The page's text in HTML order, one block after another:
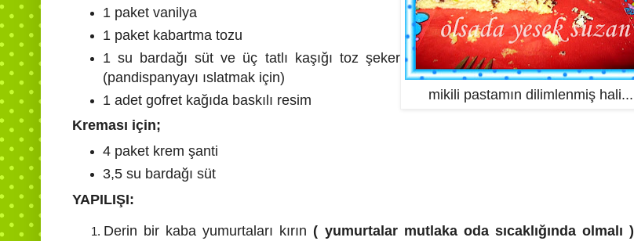
mikili pastamın dilimlenmiş hali...
1 paket vanilya
1 paket kabartma tozu
1 su bardağı süt ve üç tatlı kaşığı toz şeker
(pandispanyayı ıslatmak için)
1 adet gofret kağıda baskılı resim
Kreması için;
4 paket krem şanti
3,5 su bardağı süt
YAPILIŞI:
Derin bir kaba yumurtaları kırın ( yumurtalar mutlaka oda sıcaklığında olmalı )